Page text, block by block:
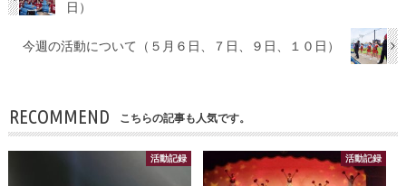
日）
今週の活動について（５月６日、７日、９日、１０日）
RECOMMEND こちらの記事も人気です。
活動記録 活動記録